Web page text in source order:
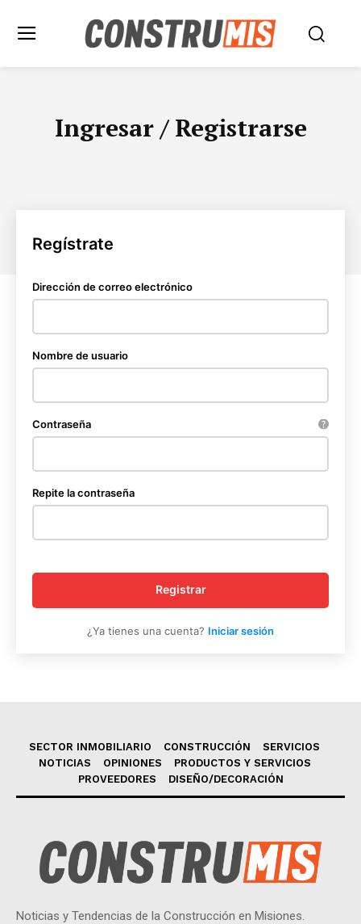
Ingresar / Registrarse
Regístrate
Dirección de correo electrónico
Nombre de usuario
Contraseña
Repite la contraseña
Registrar
¿Ya tienes una cuenta? Iniciar sesión
SECTOR INMOBILIARIO CONSTRUCCIÓN
SERVICIOS
NOTICIAS
OPINIONES
PRODUCTOS Y SERVICIOS
PROVEEDORES
DISEÑO/DECORACIÓN
Noticias y Tendencias de la Construcción en Misiones.